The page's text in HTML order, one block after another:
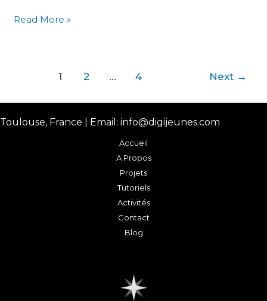
Read More »
1 2 … 4 Next →
Toulouse, France | Email: info@digijeunes.com
Accueil
A Propos
Projets
Tutoriels
Activités
Contact
Blog